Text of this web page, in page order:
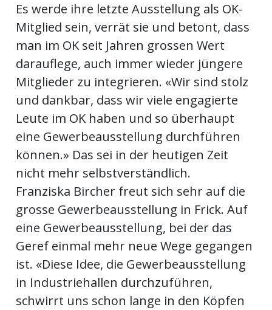
Es werde ihre letzte Ausstellung als OK-
Mitglied sein, verrät sie und betont, dass
man im OK seit Jahren grossen Wert
darauflege, auch immer wieder jüngere
Mitglieder zu integrieren. «Wir sind stolz
und dankbar, dass wir viele engagierte
Leute im OK haben und so überhaupt
eine Gewerbeausstellung durchführen
können.» Das sei in der heutigen Zeit
nicht mehr selbstverständlich.
Franziska Bircher freut sich sehr auf die
grosse Gewerbeausstellung in Frick. Auf
eine Gewerbeausstellung, bei der das
Geref einmal mehr neue Wege gegangen
ist. «Diese Idee, die Gewerbeausstellung
in Industriehallen durchzuführen,
schwirrt uns schon lange in den Köpfen